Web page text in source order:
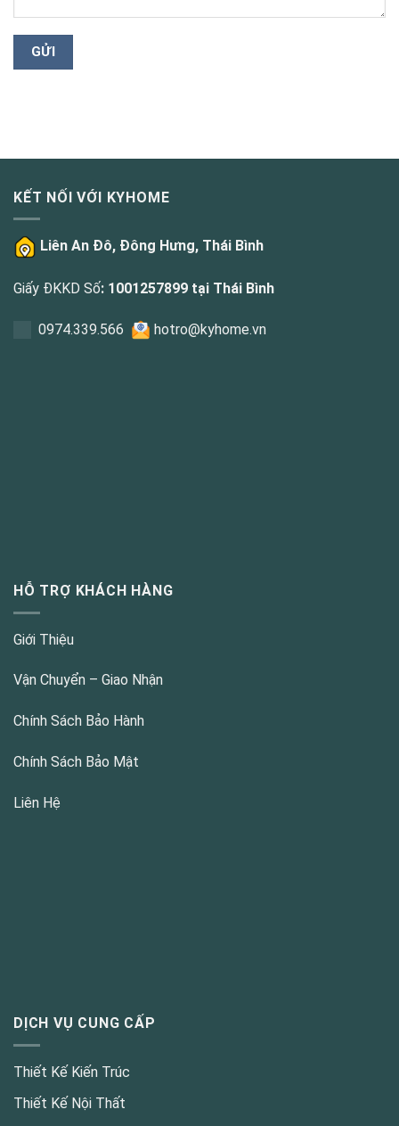
KẾT NỐI VỚI KYHOME
Liên An Đô, Đông Hưng, Thái Bình
Giấy ĐKKD Số: 1001257899 tại Thái Bình
0974.339.566 hotro@kyhome.vn
HỖ TRỢ KHÁCH HÀNG
Giới Thiệu
Vận Chuyển – Giao Nhận
Chính Sách Bảo Hành
Chính Sách Bảo Mật
Liên Hệ
DỊCH VỤ CUNG CẤP
Thiết Kế Kiến Trúc
Thiết Kế Nội Thất